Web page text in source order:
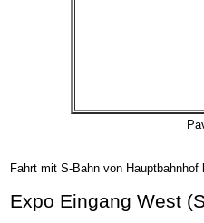
Fahrt mit S-Bahn von
Expo Eingang West